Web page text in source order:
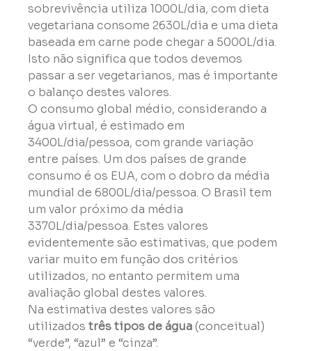
sobrevivência utiliza 1000L/dia, com dieta
vegetariana consome 2630L/dia e uma dieta
baseada em carne pode chegar a 5000L/dia.
Isto não significa que todos devemos
passar a ser vegetarianos, mas é importante
o balanço destes valores.
O consumo global médio, considerando a
água virtual, é estimado em
3400L/dia/pessoa, com grande variação
entre países. Um dos países de grande
consumo é os EUA, com o dobro da média
mundial de 6800L/dia/pessoa. O Brasil tem
um valor próximo da média
3370L/dia/pessoa. Estes valores
evidentemente são estimativas, que podem
variar muito em função dos critérios
utilizados, no entanto permitem uma
avaliação global destes valores.
Na estimativa destes valores são
utilizados três tipos de água (conceitual)
“verde”, “azul” e “cinza”.